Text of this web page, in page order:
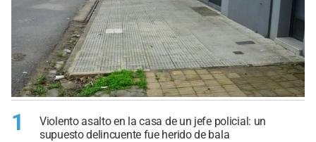
1
Violento asalto en la casa de un jefe policial: un
supuesto delincuente fue herido de bala